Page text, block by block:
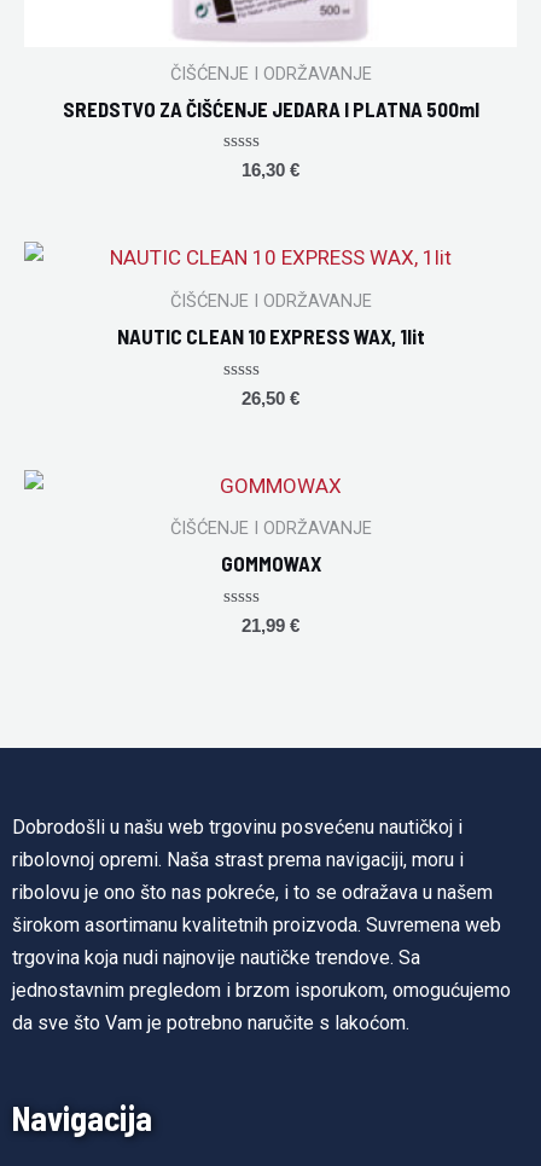
ČIŠĆENJE I ODRŽAVANJE
SREDSTVO ZA ČIŠĆENJE JEDARA I PLATNA 500ml
Rated
16,30 €
ČIŠĆENJE I ODRŽAVANJE
NAUTIC CLEAN 10 EXPRESS WAX, 1lit
Rated
26,50 €
ČIŠĆENJE I ODRŽAVANJE
GOMMOWAX
Rated
21,99 €
Dobrodošli u našu web trgovinu posvećenu nautičkoj i
ribolovnoj opremi. Naša strast prema navigaciji, moru i
ribolovu je ono što nas pokreće, i to se odražava u našem
širokom asortimanu kvalitetnih proizvoda. Suvremena web
trgovina koja nudi najnovije nautičke trendove. Sa
jednostavnim pregledom i brzom isporukom, omogućujemo
da sve što Vam je potrebno naručite s lakoćom.
Navigacija